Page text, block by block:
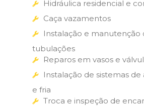
Hidráulica residencial e
Caça vazamentos
Instalação e manutenção
tubulações
Reparos em vasos e
Instalação de sistemas
e fria
Troca e inspeção de